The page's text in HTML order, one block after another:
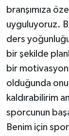
branşımıza
uyguluyoruz.
ders
bir şekilde
bir
olduğunda
kaldırabilirim
sporcunun
Benim için